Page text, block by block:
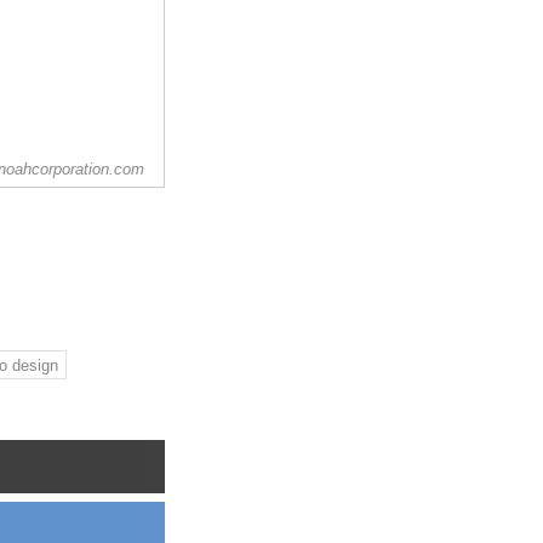
design